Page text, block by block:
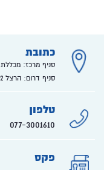
כתובת
סניף מרכז: מכללת NLP לשם שנוי בצלאל 7, רמת גן
סניף דרום: הרצל 2,באר שבע
טלפון
077-3001610
פקס